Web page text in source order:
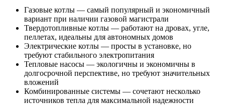
Газовые котлы — самый популярный и экономичный
вариант при наличии газовой магистрали
Твердотопливные котлы — работают на дровах, угле,
пеллетах, идеальны для автономных домов
Электрические котлы — просты в установке, но
требуют стабильного электропитания
Тепловые насосы — экологичны и экономичны в
долгосрочной перспективе, но требуют значительных
вложений
Комбинированные системы — сочетают несколько
источников тепла для максимальной надежности